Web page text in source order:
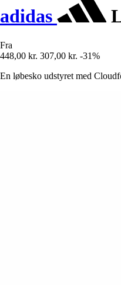
adidas
Fra
448,00 kr. 307,00 kr. -31%
En løbesko udstyret med